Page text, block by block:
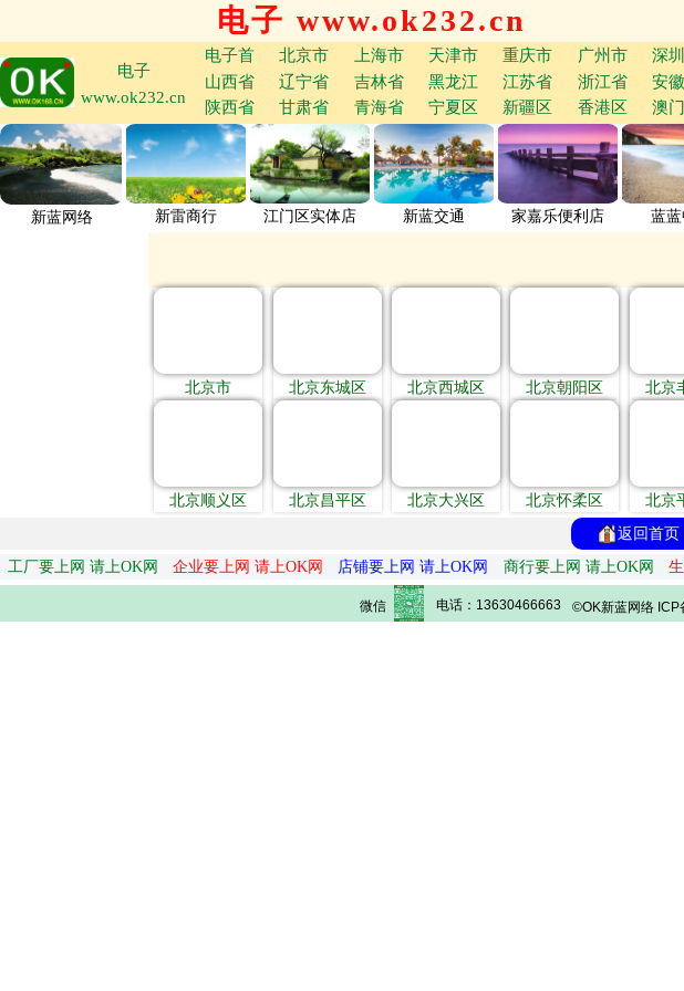
电子 www.ok232.cn
电子
www.ok232.cn
电子首 北京市 上海市 天津市 重庆市 广州市 深
山西省
辽宁省 吉林省 黑龙江 江苏省 浙江省 安
陕西省
甘肃省 青海省 宁夏区 新疆区 香港区 澳
新蓝网络 新雷商行 江门区实体店 新蓝交通 家嘉乐便利店 蓝
北京市 北京东城区 北京西城区 北京朝阳区 北京
北京顺义区 北京昌平区 北京大兴区 北京怀柔区 北京
返回首页
工厂要上网 请上OK网
企业要上网 请上OK网 店铺要上网 请上OK网 商行要上网 请上OK网
微信 电话：13630466663 ©OK新蓝网络